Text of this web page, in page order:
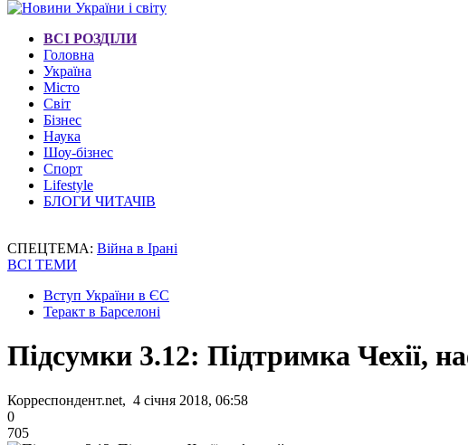
ВСІ РОЗДІЛИ
Головна
Україна
Місто
Світ
Бізнес
Наука
Шоу-бізнес
Спорт
Lifestyle
БЛОГИ ЧИТАЧІВ
СПЕЦТЕМА: Війна в Ірані
ВСІ ТЕМИ
Вступ України в ЄС
Теракт в Барселоні
Підсумки 3.12: Підтримка Чехії,
Корреспондент.net, 4 січня 2018, 06:58
0
705